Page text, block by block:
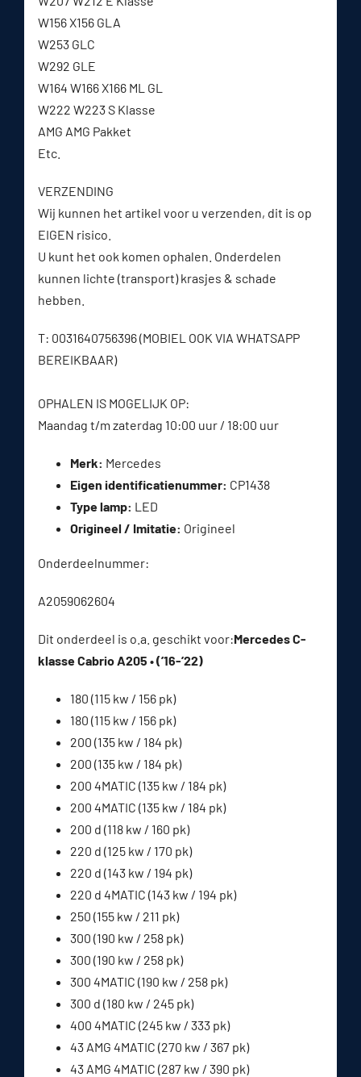
W156 X156 GLA
W253 GLC
W292 GLE
W164 W166 X166 ML GL
W222 W223 S Klasse
AMG AMG Pakket
Etc.
VERZENDING
Wij kunnen het artikel voor u verzenden, dit is op
EIGEN risico.
U kunt het ook komen ophalen. Onderdelen
kunnen lichte (transport) krasjes & schade
hebben.
T: 0031640756396 (MOBIEL OOK VIA WHATSAPP
BEREIKBAAR)
OPHALEN IS MOGELIJK OP:
Maandag t/m zaterdag 10:00 uur / 18:00 uur
Merk: Mercedes
Eigen identificatienummer: CP1438
Type lamp: LED
Origineel / Imitatie: Origineel
Onderdeelnummer:
A2059062604
Dit onderdeel is o.a. geschikt voor:Mercedes C-
klasse Cabrio A205 • (’16-’22)
180 (115 kw / 156 pk)
180 (115 kw / 156 pk)
200 (135 kw / 184 pk)
200 (135 kw / 184 pk)
200 4MATIC (135 kw / 184 pk)
200 4MATIC (135 kw / 184 pk)
200 d (118 kw / 160 pk)
220 d (125 kw / 170 pk)
220 d (143 kw / 194 pk)
220 d 4MATIC (143 kw / 194 pk)
250 (155 kw / 211 pk)
300 (190 kw / 258 pk)
300 (190 kw / 258 pk)
300 4MATIC (190 kw / 258 pk)
300 d (180 kw / 245 pk)
400 4MATIC (245 kw / 333 pk)
43 AMG 4MATIC (270 kw / 367 pk)
43 AMG 4MATIC (287 kw / 390 pk)